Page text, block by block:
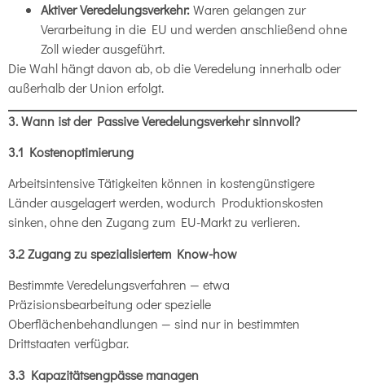
Aktiver Veredelungsverkehr:Waren gelangen zur
Verarbeitung in die EU und werden anschließend ohne
Zoll wieder ausgeführt.
Die Wahl hängt davon ab, ob die Veredelung innerhalb oder
außerhalb der Union erfolgt.
3. Wann ist der Passive Veredelungsverkehr sinnvoll?
3.1 Kostenoptimierung
Arbeitsintensive Tätigkeiten können in kostengünstigere
Länder ausgelagert werden, wodurch Produktionskosten
sinken, ohne den Zugang zum EU-Markt zu verlieren.
3.2 Zugang zu spezialisiertem Know-how
Bestimmte Veredelungsverfahren — etwa
Präzisionsbearbeitung oder spezielle
Oberflächenbehandlungen — sind nur in bestimmten
Drittstaaten verfügbar.
3.3 Kapazitätsengpässe managen